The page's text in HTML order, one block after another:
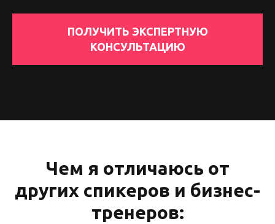
ПОЛУЧИТЬ ЭКСПЕРТНУЮ
КОНСУЛЬТАЦИЮ
Чем я отличаюсь от
других спикеров и бизнес-
тренеров: